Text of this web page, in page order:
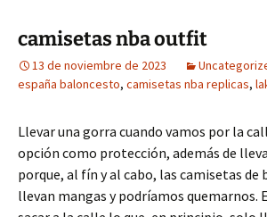
camisetas nba outfit
13 de noviembre de 2023
españa baloncesto, camisetas nba replicas,
Llevar una gorra cuando vamos por la
opción como protección, además de
porque, al fín y al cabo, las camisetas de
llevan mangas y podríamos quemarnos.